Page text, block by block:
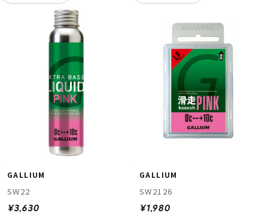
GALLIUM
SW22
¥3,630
GALLIUM
SW2126
¥1,980